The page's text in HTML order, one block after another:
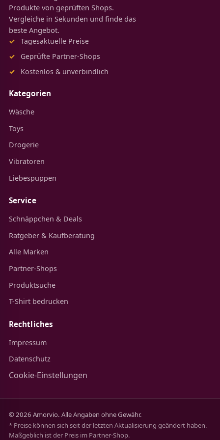
Produkte von geprüften Shops.
Vergleiche in Sekunden und finde das
beste Angebot.
Tagesaktuelle Preise
Geprüfte Partner-Shops
Kostenlos & unverbindlich
Kategorien
Wäsche
Toys
Drogerie
Vibratoren
Liebespuppen
Service
Schnäppchen & Deals
Ratgeber & Kaufberatung
Alle Marken
Partner-Shops
Produktsuche
T-Shirt bedrucken
Rechtliches
Impressum
Datenschutz
Cookie-Einstellungen
© 2026 Amorvio. Alle Angaben ohne Gewähr.
* Preise können sich seit der letzten Aktualisierung geändert haben.
Maßgeblich ist der Preis im Partner-Shop.